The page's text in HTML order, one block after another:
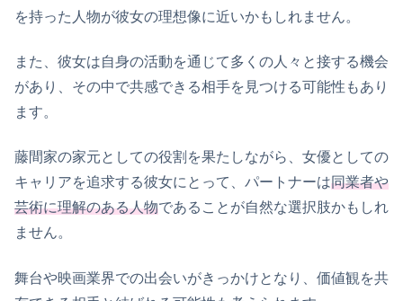
を持った人物が彼女の理想像に近いかもしれません。
また、彼女は自身の活動を通じて多くの人々と接する機会
があり、その中で共感できる相手を見つける可能性もあり
ます。
藤間家の家元としての役割を果たしながら、女優としての
キャリアを追求する彼女にとって、パートナーは同業者や
芸術に理解のある人物であることが自然な選択肢かもしれ
ません。
舞台や映画業界での出会いがきっかけとなり、価値観を共